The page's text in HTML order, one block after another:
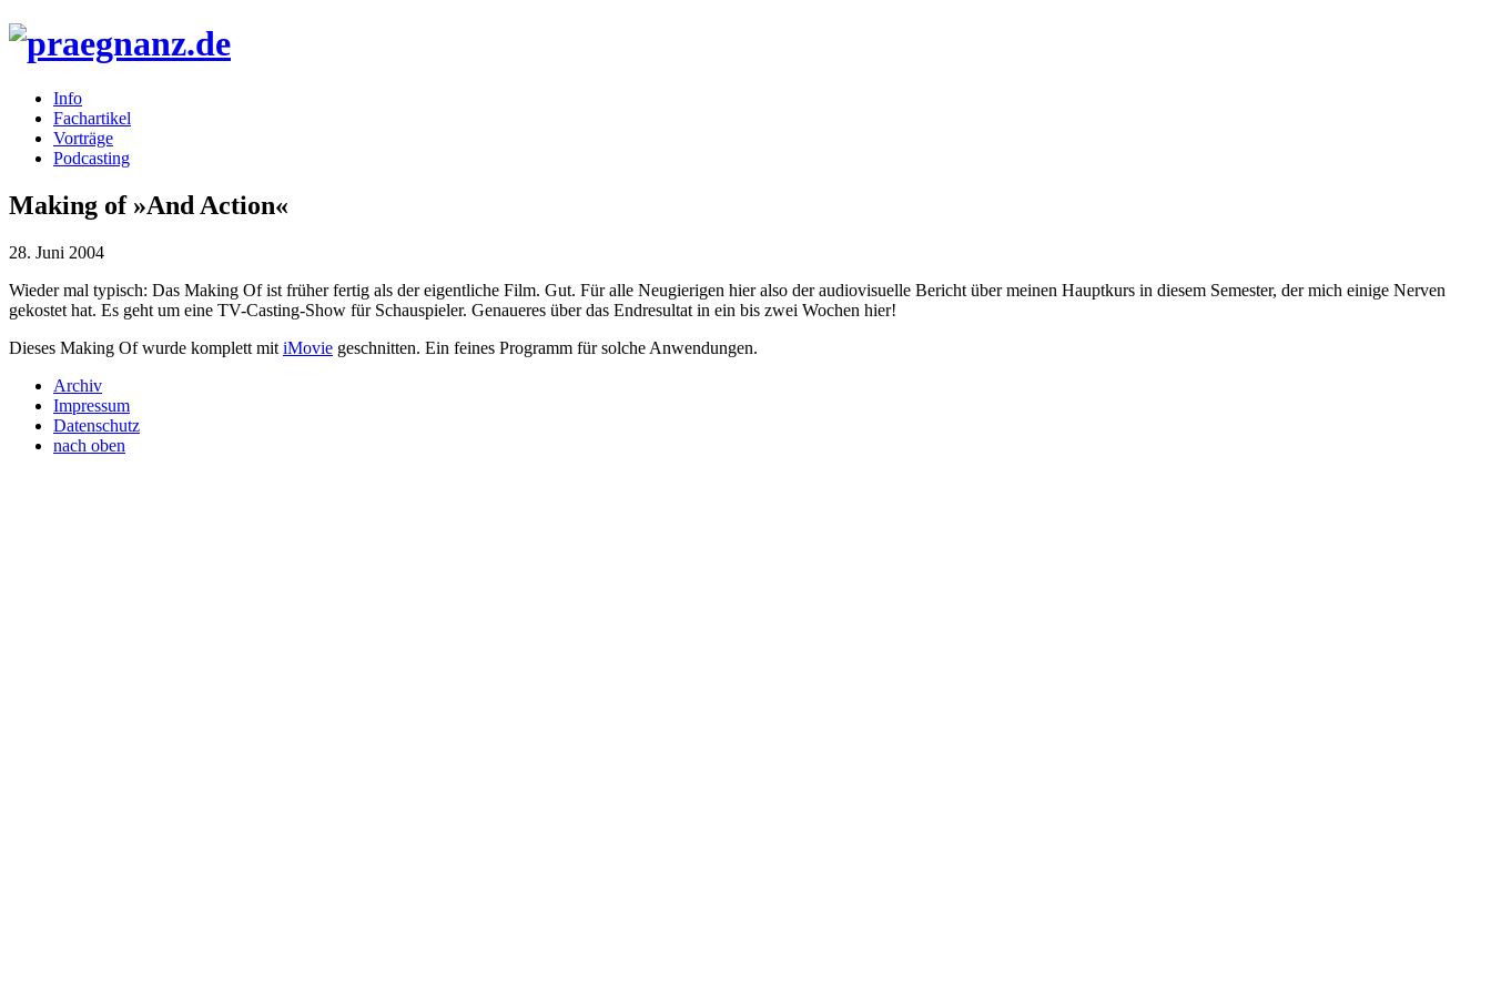
Info
Fachartikel
Vorträge
Podcasting
Making of »And Action«
28. Juni 2004
Wieder mal typisch: Das Making Of ist früher fertig als der eigentliche Film. Gut. Für alle Neugierigen hier also der audiovisuelle Bericht über meinen Hauptkurs in diesem Semester, der mich einige Nerven
gekostet hat. Es geht um eine TV-Casting-Show für Schauspieler. Genaueres über das Endresultat in ein bis zwei Wochen hier!
Dieses Making Of wurde komplett mit iMovie geschnitten. Ein feines Programm für solche Anwendungen.
Archiv
Impressum
Datenschutz
nach oben